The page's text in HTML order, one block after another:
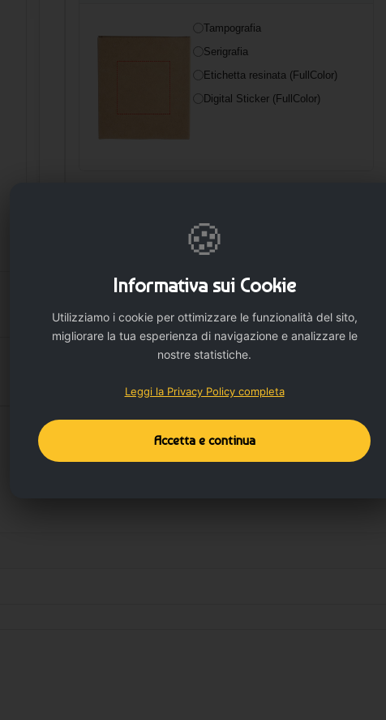
Tampografia
Serigrafia
Etichetta resinata (FullColor)
Digital Sticker (FullColor)
🛒
Dettagli del prodotto Dettagli aggiuntivi
🍪
Informativa sui Cookie
Utilizziamo i cookie per ottimizzare le funzionalità del sito,
migliorare la tua esperienza di navigazione e analizzare le
nostre statistiche.
Leggi la Privacy Policy completa
Accetta e continua